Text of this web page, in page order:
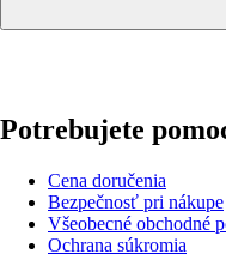
Potrebujete
Cena doručenia
Bezpečnosť pri nákupe
Všeobecné obchodné
Ochrana súkromia